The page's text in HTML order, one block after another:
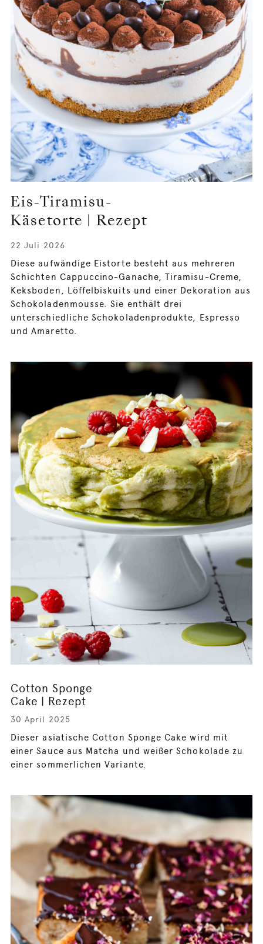
Eis-Tiramisu-
Käsetorte | Rezept
22 Juli 2026
Diese aufwändige Eistorte besteht aus mehreren
Schichten Cappuccino-Ganache, Tiramisu-Creme,
Keksboden, Löffelbiskuits und einer Dekoration aus
Schokoladenmousse. Sie enthält drei
unterschiedliche Schokoladenprodukte, Espresso
und Amaretto.
Cotton Sponge
Cake | Rezept
30 April 2025
Dieser asiatische Cotton Sponge Cake wird mit
einer Sauce aus Matcha und weißer Schokolade zu
einer sommerlichen Variante.